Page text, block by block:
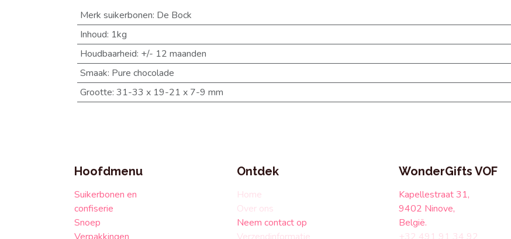
Merk suikerbonen: De Bock
Inhoud: 1kg
Houdbaarheid: +/- 12 maanden
Smaak: Pure chocolade
Grootte: 31-33 x 19-21 x 7-9 mm
Hoofdmenu
Suikerbonen en
confiserie
Snoep
WonderGifts VOF
Kapellestraat 31,
9402 Ninove,
België.
Ontdek
Home
Over ons
Neem contact op